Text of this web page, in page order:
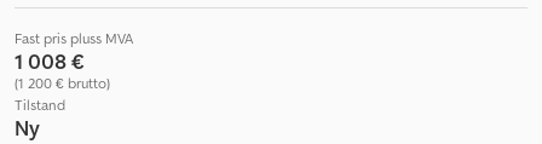
Fast pris pluss MVA
1 008 €
(1 200 € brutto)
Tilstand
Ny